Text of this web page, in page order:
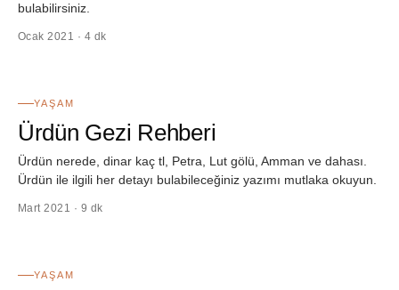
bulabilirsiniz.
Ocak 2021 · 4 dk
YAŞAM
Ürdün Gezi Rehberi
Ürdün nerede, dinar kaç tl, Petra, Lut gölü, Amman ve dahası.
Ürdün ile ilgili her detayı bulabileceğiniz yazımı mutlaka okuyun.
Mart 2021 · 9 dk
YAŞAM